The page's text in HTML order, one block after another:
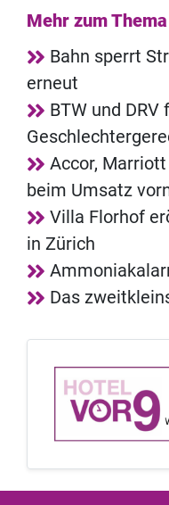
Mehr zum Thema
Bahn sperrt
erneut
BTW und
Accor,
beim Umsatz
Villa Florhof
in Zürich
Das